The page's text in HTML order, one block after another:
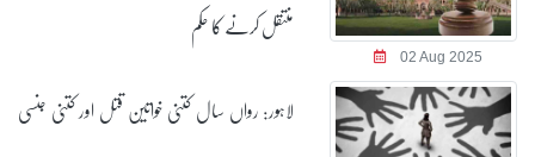
02 Aug 2025
منتقل کرنے کا حکم
لاہور: رواں سال کتنی خواتین قتل اور کتنی جنسی